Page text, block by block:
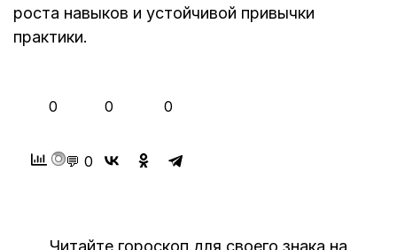
роста навыков и устойчивой привычки
практики.
0 0 0
💬 0
Читайте гороскоп для своего знака на